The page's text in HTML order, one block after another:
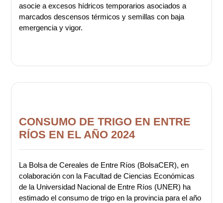
asocie a excesos hídricos temporarios asociados a
marcados descensos térmicos y semillas con baja
emergencia y vigor.
CONSUMO DE TRIGO EN ENTRE
RÍOS EN EL AÑO 2024
La Bolsa de Cereales de Entre Ríos (BolsaCER), en
colaboración con la Facultad de Ciencias Económicas
de la Universidad Nacional de Entre Ríos (UNER) ha
estimado el consumo de trigo en la provincia para el año